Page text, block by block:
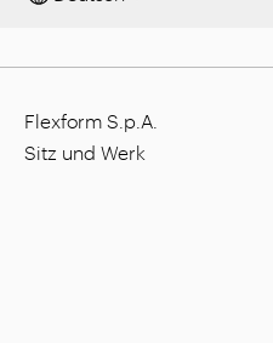
Flexform S.p.A.
Sitz und Werk